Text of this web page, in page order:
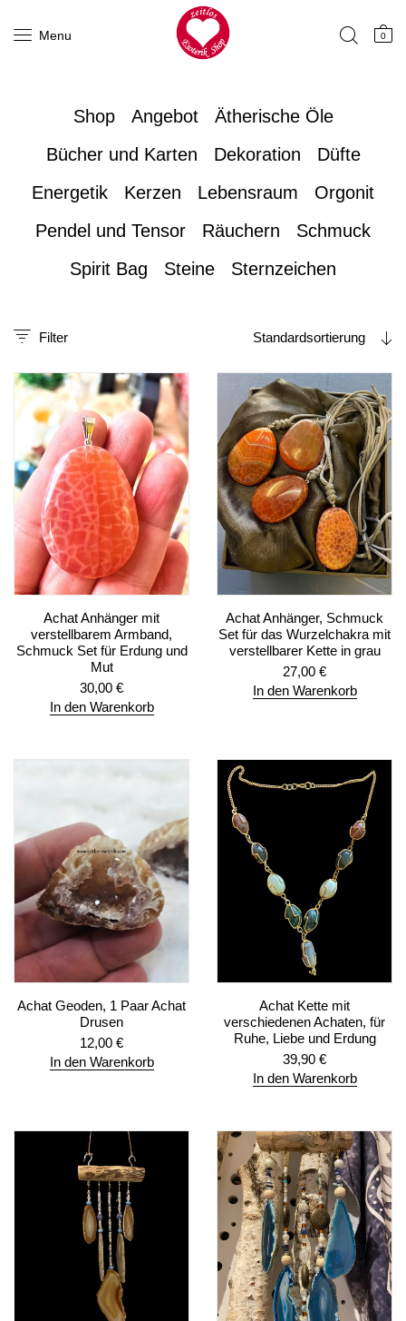
Menu 0
Filter
Shop Angebot
Ätherische Öle
Bücher und Karten
Dekoration
Düfte
Energetik
Kerzen Lebensraum
Orgonit
Pendel und Tensor
Räuchern
Schmuck
Spirit Bag
Steine Sternzeichen
Standardsortierung
Achat Anhänger mit
verstellbarem Armband,
Schmuck Set für Erdung und
Mut
30,00 €
In den Warenkorb
Achat Anhänger, Schmuck
Set für das Wurzelchakra mit
verstellbarer Kette in grau
27,00 €
In den Warenkorb
Achat Geoden, 1 Paar Achat
Drusen
12,00 €
In den Warenkorb
Achat Kette mit
verschiedenen Achaten, für
Ruhe, Liebe und Erdung
39,90 €
In den Warenkorb